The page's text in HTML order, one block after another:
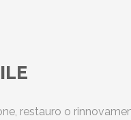
restauro o